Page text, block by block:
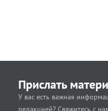
Прислать
У вас есть важная
редакцией? Свяжитесь с